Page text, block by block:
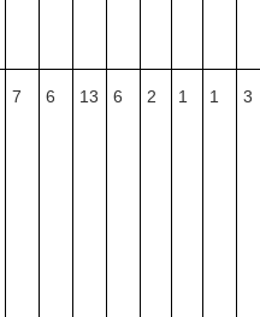
7 6 13 6 2 1 1 3